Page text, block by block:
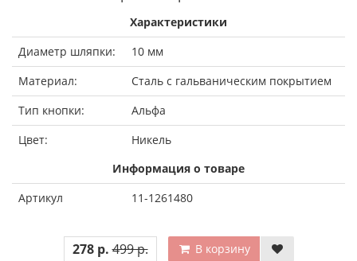
Характеристики
Диаметр шляпки:
10 мм
Материал:
Сталь с гальваническим покрытием
Тип кнопки:
Альфа
Цвет:
Никель
Информация о товаре
Артикул
11-1261480
278 р. 499 р. В корзину